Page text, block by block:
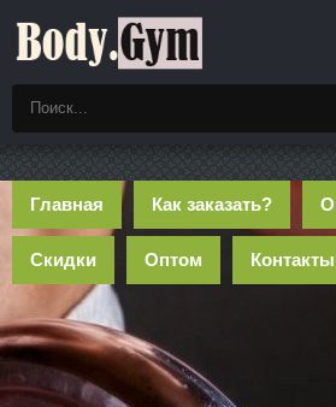
Главная Как заказать?
Скидки Оптом Контакты